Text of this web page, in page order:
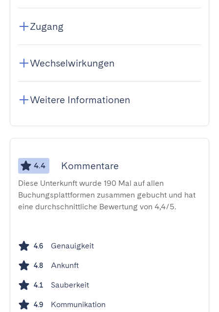
Zugang
Wechselwirkungen
Weitere Informationen
4.4 Kommentare
Diese Unterkunft wurde 190 Mal auf allen
Buchungsplattformen zusammen gebucht und hat
eine durchschnittliche Bewertung von 4,4/5.
4.6 Genauigkeit
4.8 Ankunft
4.1 Sauberkeit
4.9 Kommunikation